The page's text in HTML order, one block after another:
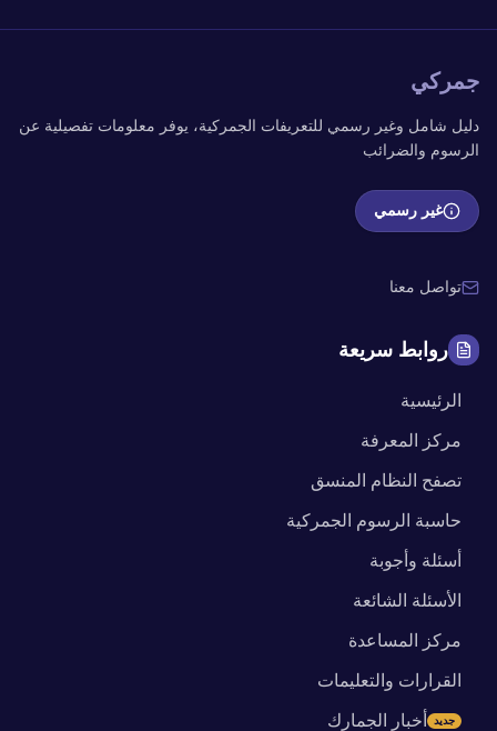
جمركي
دليل شامل وغير رسمي للتعريفات الجمركية، يوفر معلومات تفصيلية عن
الرسوم والضرائب
غير رسمي
تواصل معنا
روابط سريعة
الرئيسية
مركز المعرفة
تصفح النظام المنسق
حاسبة الرسوم الجمركية
أسئلة وأجوبة
الأسئلة الشائعة
مركز المساعدة
القرارات والتعليمات
أخبار الجمارك جديد